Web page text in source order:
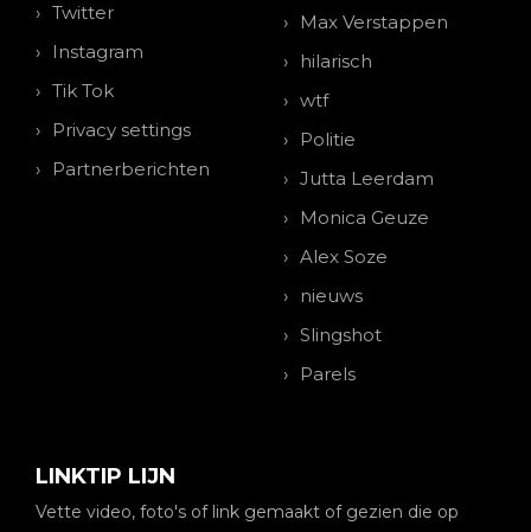
Twitter
Instagram
Tik Tok
Privacy settings
Partnerberichten
Max Verstappen
hilarisch
wtf
Politie
Jutta Leerdam
Monica Geuze
Alex Soze
nieuws
Slingshot
Parels
LINKTIP LIJN
Vette video, foto's of link gemaakt of gezien die op